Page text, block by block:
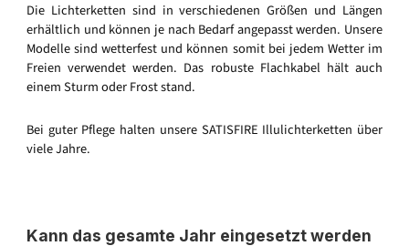
Die Lichterketten sind in verschiedenen Größen und Längen
erhältlich und können je nach Bedarf angepasst werden. Unsere
Modelle sind wetterfest und können somit bei jedem Wetter im
Freien verwendet werden. Das robuste Flachkabel hält auch
einem Sturm oder Frost stand.
Bei guter Pflege halten unsere SATISFIRE Illulichterketten über
viele Jahre.
Kann das gesamte Jahr eingesetzt werden